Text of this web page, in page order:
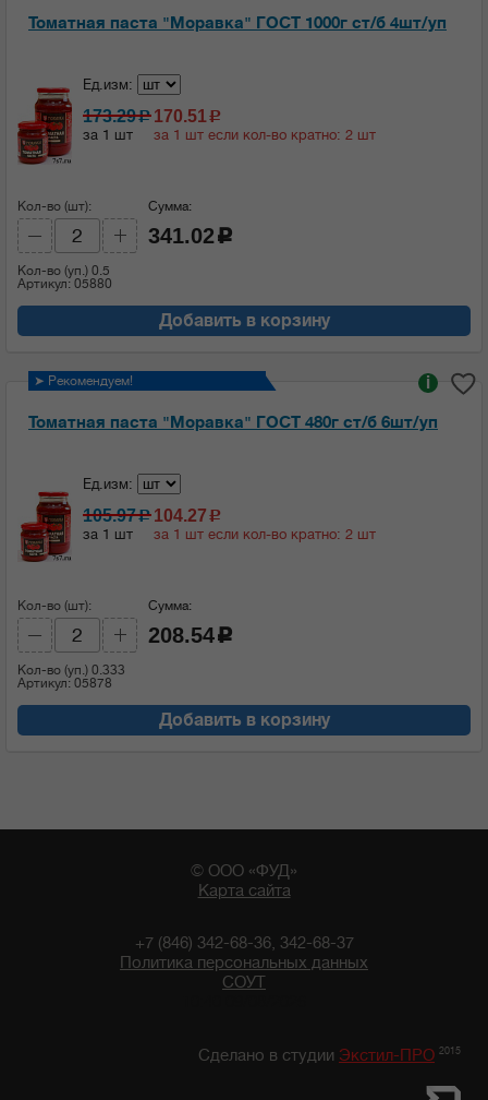
Томатная паста "Моравка" ГОСТ 1000г ст/б 4шт/уп
Ед.изм:
173.29c
за 1 шт
170.51c
за 1 шт если кол-во кратно: 2 шт
Кол-во (шт):
Кол-во (уп.) 0.5
Артикул: 05880
Сумма:
341.02 c
Добавить в корзину
➤ Рекомендуем!
Томатная паста "Моравка" ГОСТ 480г ст/б 6шт/уп
i
Ед.изм:
105.97c
за 1 шт
104.27 c
за 1 шт если кол-во кратно: 2 шт
Кол-во (шт):
Кол-во (уп.) 0.333
Артикул: 05878
Сумма:
208.54 c
Добавить в корзину
© ООО «ФУД»
Карта сайта
+7 (846) 342-68-36, 342-68-37
Политика персональных данных
СОУТ
Сделано в студии Экстил-ПРО 2015